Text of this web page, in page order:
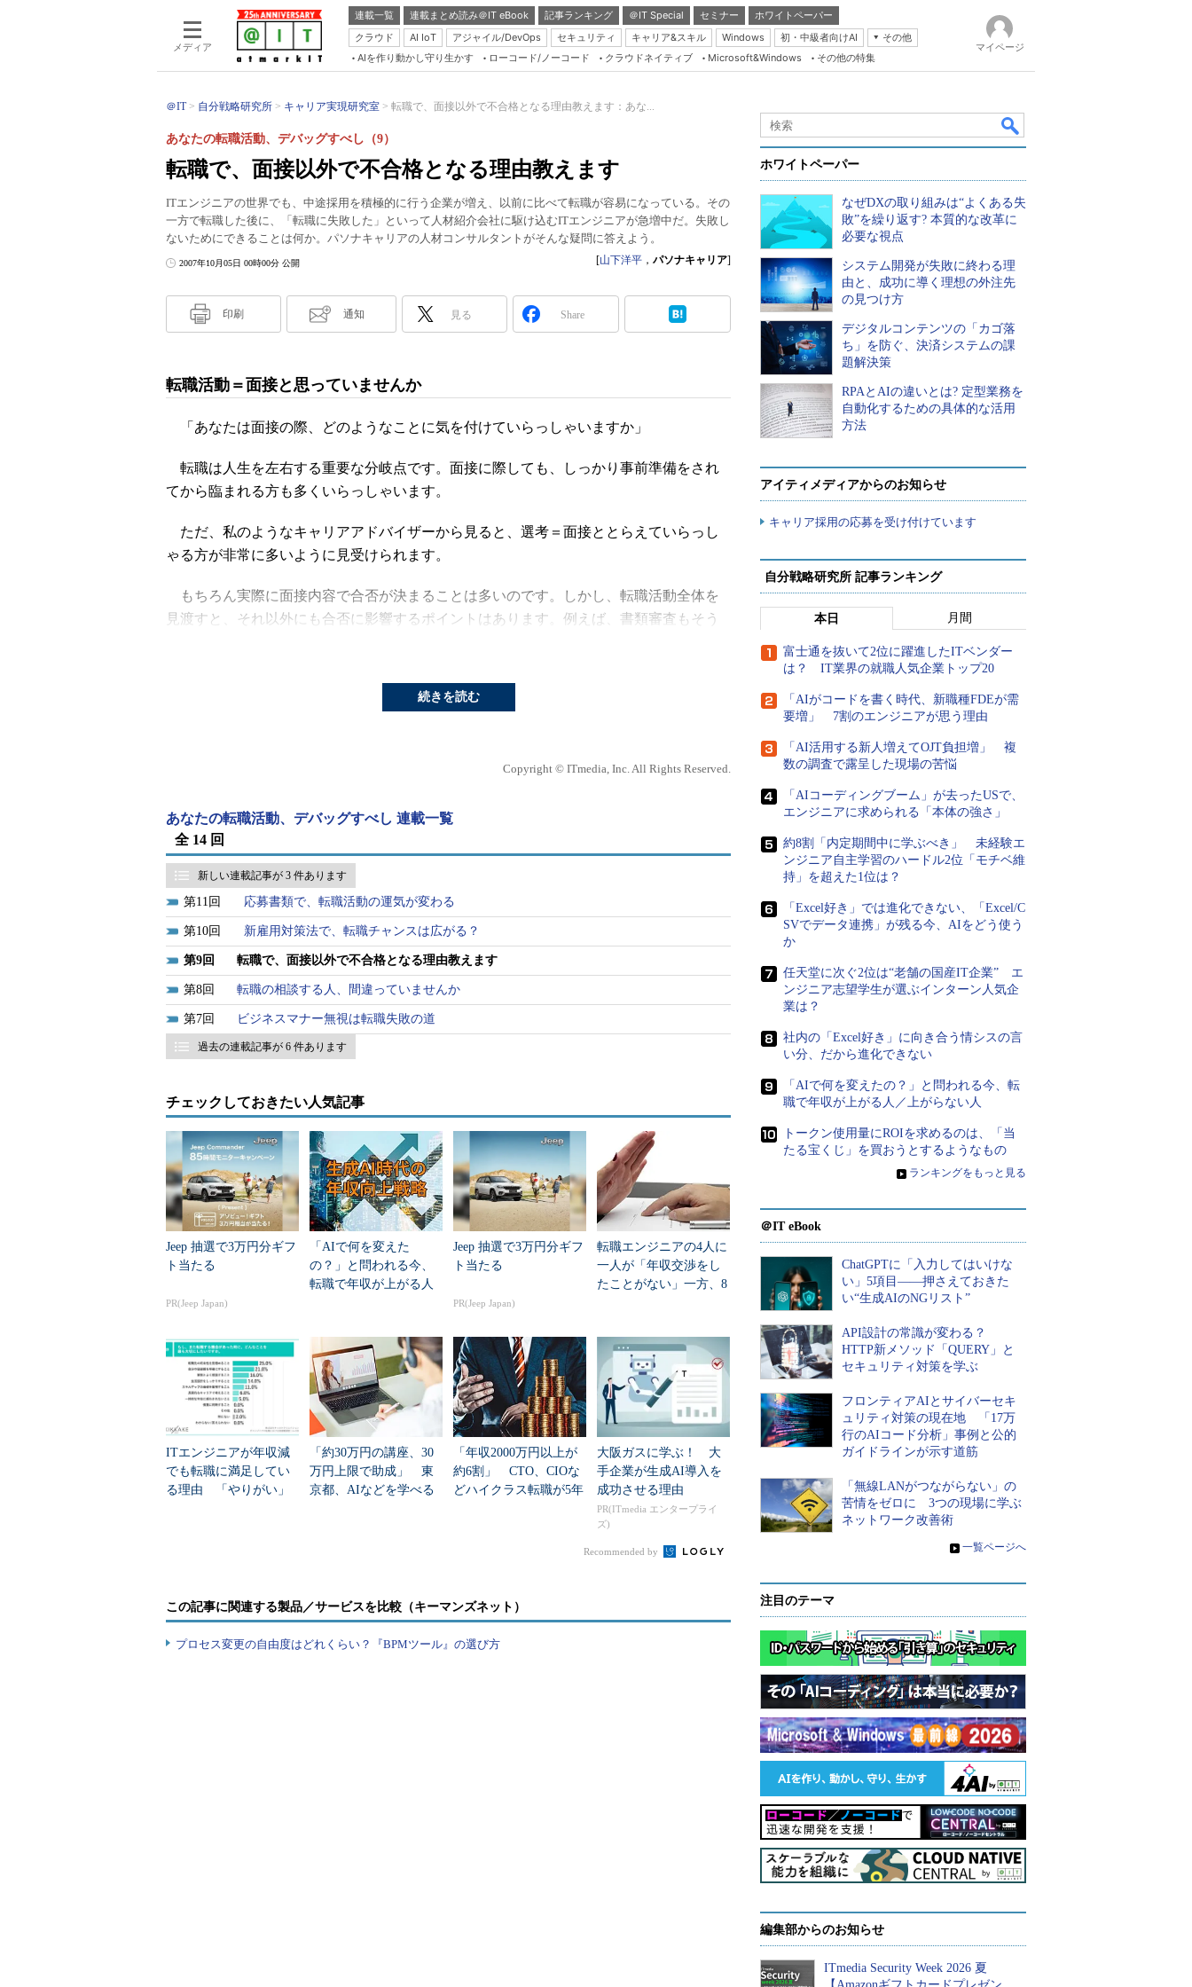
メディア
連載一覧 連載まとめ読み＠IT eBook 記事ランキング ＠IT Special セミナー
ホワイトペーパー
クラウド
AI IoT アジャイル/DevOps セキュリティ キャリア&スキル Windows 初・中級者向けAI
その他
Server & Storage
Database Expert
Master of IP Network
Security & Trust
AIを作り動かし守り生かす ローコード/ノーコード クラウドネイティブ Microsoft&Windows その他の特集
マイページ
＠IT 自分戦略研究所 キャリア実現研究室 転職で、面接以外で不合格となる理由教えます：あな...
転職で、面接以外で不合格となる理由教えます
あなたの転職活動、デバッグすべし（9）
ITエンジニアの世界でも、中途採用を積極的に行う企業が増え、以前に比べて転職が容易になっている。その
一方で転職した後に、「転職に失敗した」といって人材紹介会社に駆け込むITエンジニアが急増中だ。失敗し
ないためにできることは何か。パソナキャリアの人材コンサルタントがそんな疑問に答えよう。
2007年10月05日 00時00分 公開 [山下洋平 ， パソナキャリア]
印刷 通知 見る Share
転職活動＝面接と思っていませんか
「あなたは面接の際、どのようなことに気を付けていらっしゃいますか」
転職は人生を左右する重要な分岐点です。面接に際しても、しっかり事前準備をされ
てから臨まれる方も多くいらっしゃいます。
ただ、私のようなキャリアアドバイザーから見ると、選考＝面接ととらえていらっし
ゃる方が非常に多いように見受けられます。
もちろん実際に面接内容で合否が決まることは多いのです。しかし、転職活動全体を
見渡すと、それ以外にも合否に影響するポイントはあります。例えば、書類審査もそう
今回はいったん「内定」の連絡をいただいたにもかかわらず、最終的に見送りとなっ
てしまったBさんの事例を紹介します。その事例を皆さんの転職活動の参考にしていただ
Bさんは某有名私立大学を卒業後、大手独立系システムインテグレータのK社でシステ
ムエンジニアとして活躍されていた28歳の男性です。
大学では情報学科に所属し、課外活動では英語のサークルに精を出すなど、充実した
学生生活を送られました。K社入社後もJavaを用いたオープン系のシステムエンジニアと
して順調にキャリアを積まれていました。
BさんはK社のコア事業であった金融系のプロジェクトを多数担当され、若くしてプロ
ジェクトリーダーも経験されるなど、会社でも将来を嘱望されている人材だったようで
す。
ただ、はたから見れば順風満帆なキャリアを積まれているBさんも、キャリアプランで
希望にかなう転職先を
Bさんが弊社に来社されたのは、昨年の3月ごろでした。
面談の際のBさんの印象はコミュニケーション能力が高く、面接の評価も高いだろうと
想像させる方でした。
お話を伺うと、Bさんは語学力を生かせる職業に転職したいとの希望をお持ちでした。
もともと海外志向のあるBさんは、大学時代にアジアを中心にさまざまな国を旅行され
れましたが、結局内定したIT業界を選択されたとのお話でした。
ただ、中途採用となると話は別です。いくら語学力が優れているといっても年齢を考
慮すると、未経験の職種への転職はハードルが高いのが現状です。そこで私はITエンジ
ニアのスキルを最大限生かしながら、メインではないにせよ英語を使う機会が多少なり
ともある商社機能を持つIT企業への転職を提案させていただきました。
Bさんは私の提案を受け入れて、いくつかの企業へ応募されました。お人柄、スキルと
に内定の連絡をいただきました。Bさんに内定のご連絡をさせていただいたとき、大変喜
ばれていたのを私も覚えています。ところが、内定の承諾をしたのもつかの間、後日、
続きを読む
Copyright © ITmedia, Inc. All Rights Reserved.
あなたの転職活動、デバッグすべし 連載一覧
全 14 回
新しい連載記事が 3 件あります
11 応募書類で、転職活動の運気が変わる
10 新雇用対策法で、転職チャンスは広がる？
9 転職で、面接以外で不合格となる理由教えます
8 転職の相談する人、間違っていませんか
7 ビジネスマナー無視は転職失敗の道
過去の連載記事が 6 件あります
チェックしておきたい人気記事
Jeep 抽選で3万円分ギフ
ト当たる
PR(Jeep Japan)
「AIで何を変えた
の？」と問われる今、
転職で年収が上がる人
Jeep 抽選で3万円分ギフ
ト当たる
PR(Jeep Japan)
転職エンジニアの4人に
一人が「年収交渉をし
たことがない」一方、8
ITエンジニアが年収減
でも転職に満足してい
る理由 「やりがい」
「約30万円の講座、30
万円上限で助成」 東
京都、AIなどを学べる
「年収2000万円以上が
約6割」 CTO、CIOな
どハイクラス転職が5年
大阪ガスに学ぶ！ 大
手企業が生成AI導入を
成功させる理由
PR(ITmedia エンタープライ
ズ)
Recommended by
この記事に関連する製品／サービスを比較（キーマンズネット）
プロセス変更の自由度はどれくらい？『BPMツール』の選び方
ホワイトペーパー
なぜDXの取り組みは“よくある失
敗”を繰り返す? 本質的な改革に
必要な視点
システム開発が失敗に終わる理
由と、成功に導く理想の外注先
の見つけ方
デジタルコンテンツの「カゴ落
ち」を防ぐ、決済システムの課
題解決策
RPAとAIの違いとは? 定型業務を
自動化するための具体的な活用
方法
アイティメディアからのお知らせ
キャリア採用の応募を受け付けています
自分戦略研究所 記事ランキング
本日 月間
富士通を抜いて2位に躍進したITベンダー
は？ IT業界の就職人気企業トップ20
「AIがコードを書く時代、新職種FDEが需
要増」 7割のエンジニアが思う理由
「AI活用する新人増えてOJT負担増」 複
数の調査で露呈した現場の苦悩
「AIコーディングブーム」が去ったUSで、
エンジニアに求められる「本体の強さ」
約8割「内定期間中に学ぶべき」 未経験エ
ンジニア自主学習のハードル2位「モチベ維
持」を超えた1位は？
「Excel好き」では進化できない、「Excel/C
SVでデータ連携」が残る今、AIをどう使う
か
任天堂に次ぐ2位は“老舗の国産IT企業” エ
ンジニア志望学生が選ぶインターン人気企
業は？
社内の「Excel好き」に向き合う情シスの言
い分、だから進化できない
「AIで何を変えたの？」と問われる今、転
職で年収が上がる人／上がらない人
トークン使用量にROIを求めるのは、「当
たる宝くじ」を買おうとするようなもの
» ランキングをもっと見る
＠IT eBook
ChatGPTに「入力してはいけな
い」5項目――押さえておきた
い“生成AIのNGリスト”
API設計の常識が変わる？
HTTP新メソッド「QUERY」と
セキュリティ対策を学ぶ
フロンティアAIとサイバーセキ
ュリティ対策の現在地 「17万
行のAIコード分析」事例と公的
ガイドラインが示す道筋
「無線LANがつながらない」の
苦情をゼロに 3つの現場に学ぶ
ネットワーク改善術
» 一覧ページへ
注目のテーマ
編集部からのお知らせ
ITmedia Security Week 2026 夏